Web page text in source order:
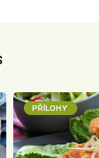
PŘÍLOHY